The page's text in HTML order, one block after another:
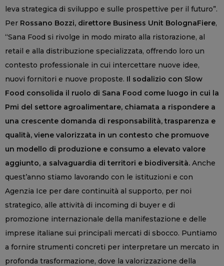
leva strategica di sviluppo e sulle prospettive per il futuro”.
Per Rossano Bozzi, direttore Business Unit BolognaFiere,
“Sana Food si rivolge in modo mirato alla ristorazione, al
retail e alla distribuzione specializzata, offrendo loro un
contesto professionale in cui intercettare nuove idee,
nuovi fornitori e nuove proposte. Il sodalizio con Slow
Food consolida il ruolo di Sana Food come luogo in cui la
Pmi del settore agroalimentare, chiamata a rispondere a
una crescente domanda di responsabilità, trasparenza e
qualità, viene valorizzata in un contesto che promuove
un modello di produzione e consumo a elevato valore
aggiunto, a salvaguardia di territori e biodiversità. Anche
quest’anno stiamo lavorando con le istituzioni e con
Agenzia Ice per dare continuità al supporto, per noi
strategico, alle attività di incoming di buyer e di
promozione internazionale della manifestazione e delle
imprese italiane sui principali mercati di sbocco. Puntiamo
a fornire strumenti concreti per interpretare un mercato in
profonda trasformazione, dove la valorizzazione della